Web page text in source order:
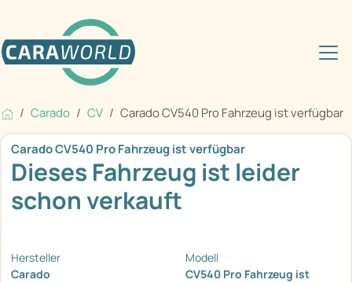
Carado CV Carado CV540 Pro Fahrzeug ist verfügbar
Carado CV540 Pro Fahrzeug ist verfügbar
Dieses Fahrzeug ist leider
schon verkauft
Hersteller
Carado
Modell
CV540 Pro Fahrzeug ist